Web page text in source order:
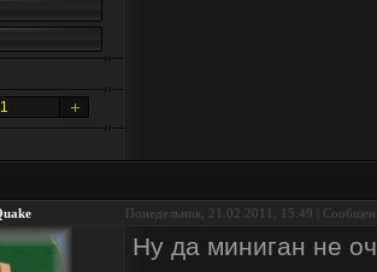
Понедельник, 21.02.2011, 15:49 |
Ну да миниган не